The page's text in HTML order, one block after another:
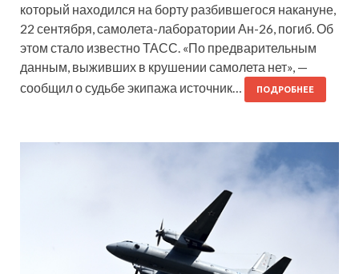
который находился на борту разбившегося накануне,
22 сентября, самолета-лаборатории Ан-26, погиб. Об
этом стало известно ТАСС. «По предварительным
данным, выживших в крушении самолета нет», —
сообщил о судьбе экипажа источник…
ПОДРОБНЕЕ